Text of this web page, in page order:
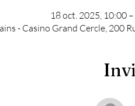
18 oct. 2025, 10:00
- Casino Grand Cercle, 200